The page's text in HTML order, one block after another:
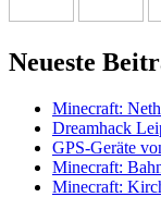
Neueste
Minecraft:
Dreamhack
GPS-Geräte
Minecraft:
Minecraft: